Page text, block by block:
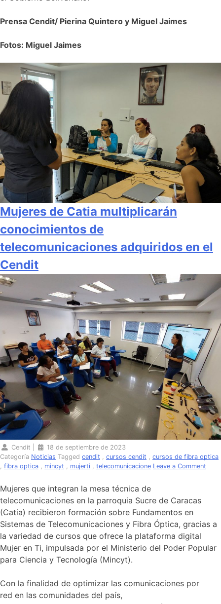
Prensa Cendit/ Pierina Quintero y Miguel Jaimes
Fotos: Miguel Jaimes
Mujeres de Catia multiplicarán
conocimientos de
telecomunicaciones adquiridos en el
Cendit
Cendit
18 de septiembre de 2023
Categoría Noticias Tagged cendit cursos cendit
cursos de fibra optica
fibra optica mincyt mujerti telecomunicacione Leave a Comment
de
en
Mujeres que integran la mesa técnica de
telecomunicaciones en la parroquia Sucre de Caracas
(Catia) recibieron formación sobre Fundamentos en
Sistemas de Telecomunicaciones y Fibra Óptica, gracias a
la variedad de cursos que ofrece la plataforma digital
Mujer en Ti, impulsada por el Ministerio del Poder Popular
para Ciencia y Tecnología (Mincyt).
Con la finalidad de optimizar las comunicaciones por
red en las comunidades del país,